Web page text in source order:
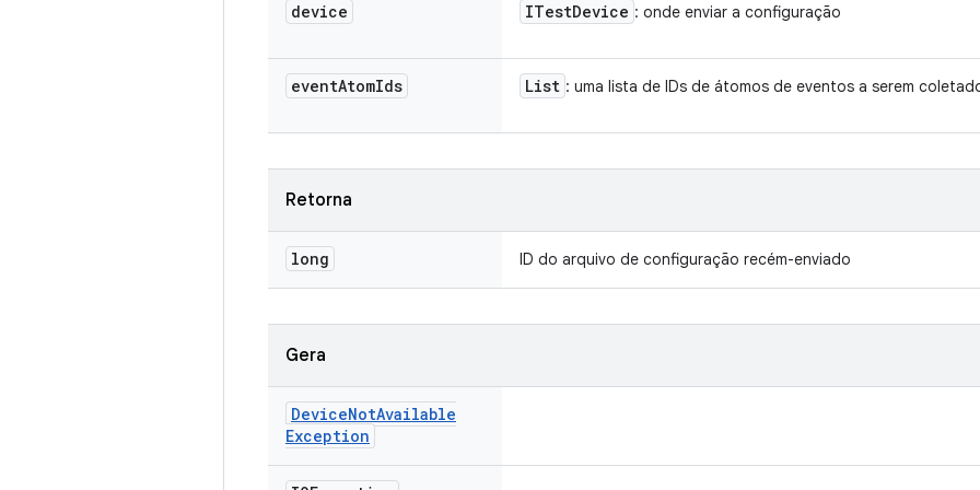
device ITestDevice : onde enviar a configuração
eventAtomIds List : uma lista de IDs de átomos de eventos a serem
Retorna
long ID do arquivo de configuração recém-enviado
Gera
DeviceNotAvailable
Exception